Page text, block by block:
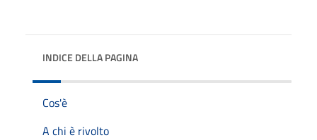
INDICE DELLA PAGINA
Cos'è
A chi è rivolto